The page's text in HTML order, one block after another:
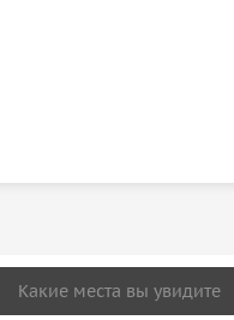
Какие места вы увидите